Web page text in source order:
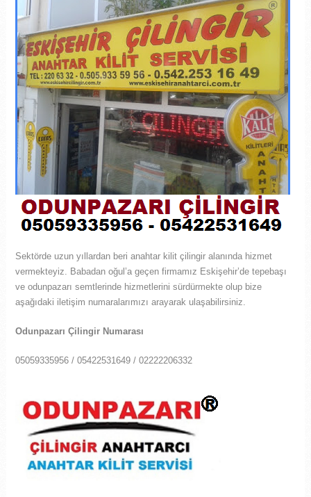
Sektörde uzun yıllardan beri anahtar kilit çilingir alanında hizmet
vermekteyiz. Babadan oğul’a geçen firmamız Eskişehir’de tepebaşı
ve odunpazarı semtlerinde hizmetlerini sürdürmekte olup bize
aşağıdaki iletişim numaralarımızı arayarak ulaşabilirsiniz.
Odunpazarı Çilingir Numarası
05059335956 / 05422531649 / 02222206332